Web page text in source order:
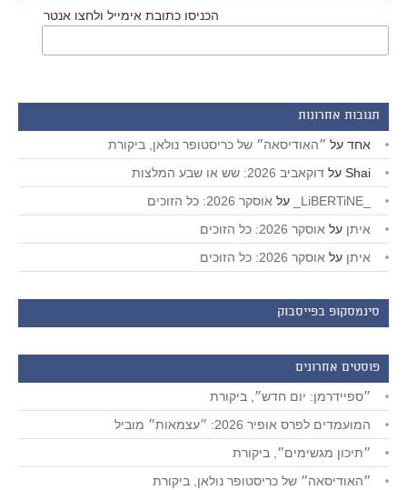
הכניסו כתובת אימייל ולחצו אנטר
תגובות אחרונות
אחד על ״האודיסאה״ של כריסטופר נולאן, ביקורת
Shai על דוקאביב 2026: שש או שבע המלצות
על אוסקר 2026: כל הזוכים
איתן על אוסקר 2026: כל הזוכים
איתן על אוסקר 2026: כל הזוכים
סינמסקופ בפייסבוק
פוסטים אחרונים
״ספיידרמן: יום חדש״, ביקורת
המועמדים לפרס אופיר 2026: ״עצמאות״ מוביל
״תיכון מגשימים״, ביקורת
״האודיסאה״ של כריסטופר נולאן, ביקורת